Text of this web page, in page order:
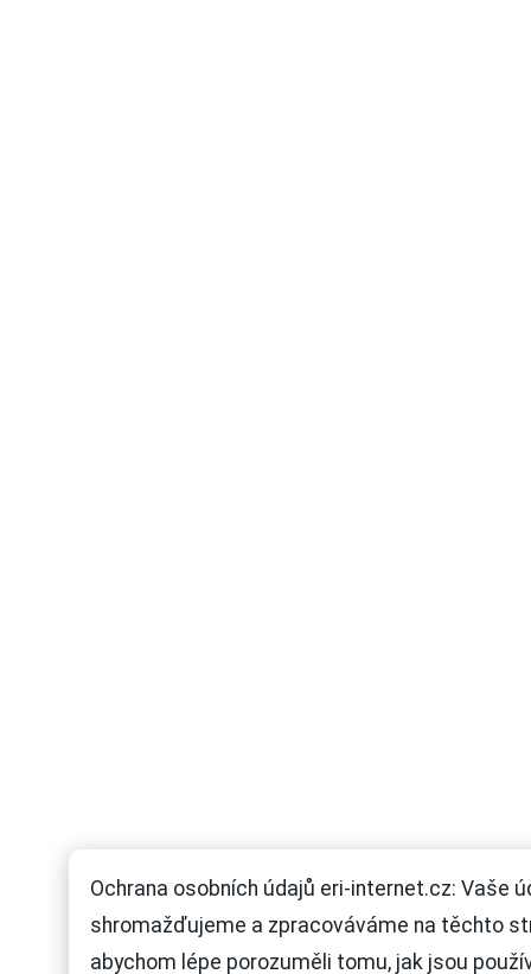
Ochrana osobních údajů eri-internet.cz: Vaše
shromažďujeme a zpracováváme na těchto
abychom lépe porozuměli tomu, jak jsou